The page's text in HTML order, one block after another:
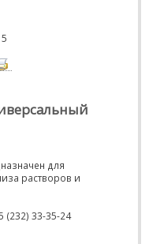
для
растворов и
(232) 33-35-24